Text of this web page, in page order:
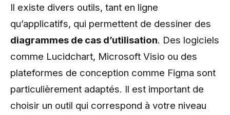
Il existe divers outils, tant en ligne
qu’applicatifs, qui permettent de dessiner des
diagrammes de cas d’utilisation. Des logiciels
comme Lucidchart, Microsoft Visio ou des
plateformes de conception comme Figma sont
particulièrement adaptés. Il est important de
choisir un outil qui correspond à votre niveau